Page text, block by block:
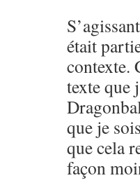
était
contexte.
texte que
que je
que cela
façon